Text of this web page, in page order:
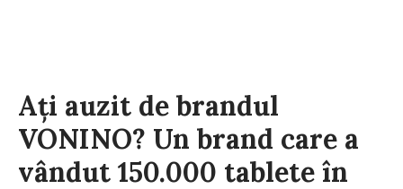
Aţi auzit de brandul
VONINO? Un brand care a
vândut 150.000 tablete în